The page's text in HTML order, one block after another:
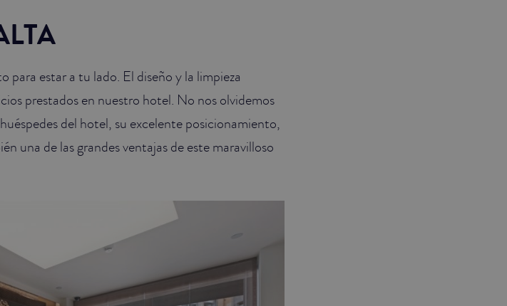
para estar a tu lado. El diseño y la limpieza
prestados en nuestro hotel. No nos olvidemos
del hotel, su excelente posicionamiento,
una de las grandes ventajas de este maravilloso